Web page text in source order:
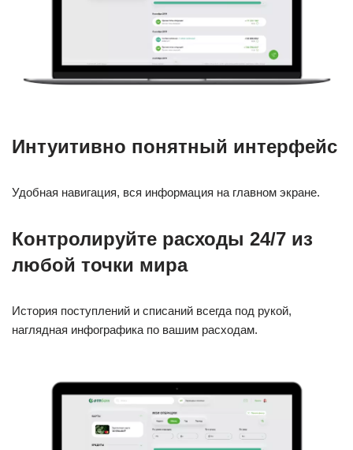
Интуитивно понятный интерфейс
Удобная навигация, вся информация на главном экране.
Контролируйте расходы 24/7 из
любой точки мира
История поступлений и списаний всегда под рукой,
наглядная инфографика по вашим расходам.